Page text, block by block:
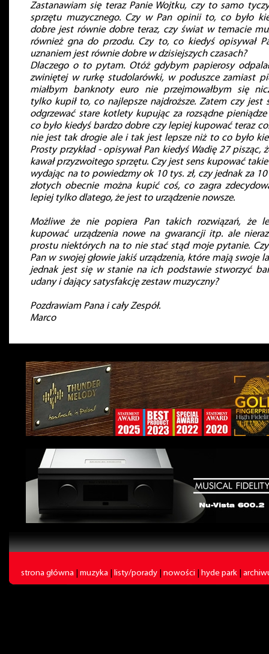
Zastanawiam się teraz Panie Wojtku, czy to samo
sprzętu muzycznego. Czy w Pan opinii to, co było
dobre jest równie dobre teraz, czy świat w temacie
również gna do przodu. Czy to, co kiedyś opisywał
uznaniem jest równie dobre w dzisiejszych czasach?
Dlaczego o to pytam. Otóż gdybym papierosy
zwiniętej w rurkę studolarówki, w poduszce zamiast
miałbym banknoty euro nie przejmowałbym się
tylko kupił to, co najlepsze najdroższe. Zatem czy jest
odgrzewać stare kotlety kupując za rozsądne pieniądze
co było kiedyś bardzo dobre czy lepiej kupować teraz
nie jest tak drogie ale i tak jest lepsze niż to co było
Prosty przykład - opisywał Pan kiedyś Wadię 27 pisząc,
kawał przyzwoitego sprzętu. Czy jest sens kupować
wydając na to powiedzmy ok 10 tys. zł, czy jednak za
złotych obecnie można kupić coś, co zagra
lepiej tylko dlatego, że jest to urządzenie nowsze.
Możliwe że nie popiera Pan takich rozwiązań, że
kupować urządzenia nowe na gwarancji itp. ale
prostu niektórych na to nie stać stąd moje pytanie.
Pan w swojej głowie jakiś urządzenia, które mają swoje
jednak jest się w stanie na ich podstawie stworzyć
udany i dający satysfakcję zestaw muzyczny?
Pozdrawiam Pana i cały Zespół.
Marco
strona główna muzyka listy/porady nowości hyde park